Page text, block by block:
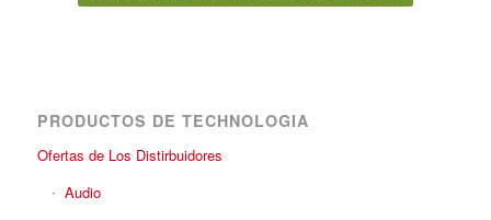
PRODUCTOS DE TECHNOLOGIA
Ofertas de Los Distirbuidores
Audio